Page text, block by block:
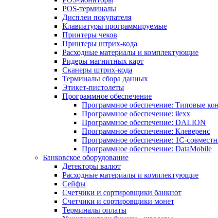
POS-терминалы
Дисплеи покупателя
Клавиатуры программируемые
Принтеры чеков
Принтеры штрих-кода
Расходные материалы и комплектующие
Ридеры магнитных карт
Сканеры штрих-кода
Терминалы сбора данных
Этикет-пистолеты
Программное обеспечение
Программное обеспечение: Типовые
Программное обеспечение: ilexx
Программное обеспечение: DALION
Программное обеспечение: Клеверенс
Программное обеспечение: 1С-
Программное обеспечение: DataMobile
Банковское оборудование
Детекторы валют
Расходные материалы и комплектующие
Сейфы
Счетчики и сортировщики банкнот
Счетчики и сортировщики монет
Терминалы оплаты